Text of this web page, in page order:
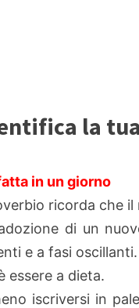
la
in un giorno
ricorda che il
di un
e a fasi oscillanti.
essere a dieta.
iscriversi in